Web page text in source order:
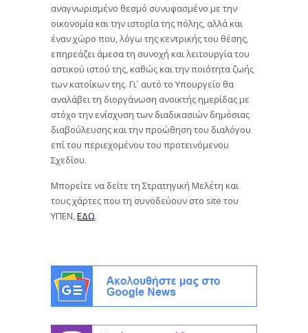
αναγνωρισμένο θεσμό συνυφασμένο με την
οικονομία και την ιστορία της πόλης, αλλά και
έναν χώρο που, λόγω της κεντρικής του θέσης,
επηρεάζει άμεσα τη συνοχή και λειτουργία του
αστικού ιστού της, καθώς και την ποιότητα ζωής
των κατοίκων της. Γι` αυτό το Υπουργείο θα
αναλάβει τη διοργάνωση ανοικτής ημερίδας με
στόχο την ενίσχυση των διαδικασιών δημόσιας
διαβούλευσης και την προώθηση του διαλόγου
επί του περιεχομένου του προτεινόμενου
Σχεδίου.
Μπορείτε να δείτε τη Στρατηγική Μελέτη και
τους χάρτες που τη συνοδεύουν στο site του
ΥΠΕΝ,ΕΔΩ.